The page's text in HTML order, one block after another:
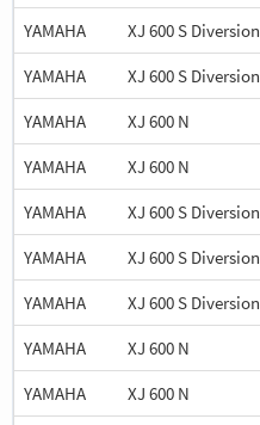
YAMAHA
XJ 600 S Diversion
YAMAHA
XJ 600 S Diversion
YAMAHA
XJ 600 N
YAMAHA
XJ 600 N
YAMAHA
XJ 600 S Diversion
YAMAHA
XJ 600 S Diversion
YAMAHA
XJ 600 S Diversion
YAMAHA
XJ 600 N
YAMAHA
XJ 600 N